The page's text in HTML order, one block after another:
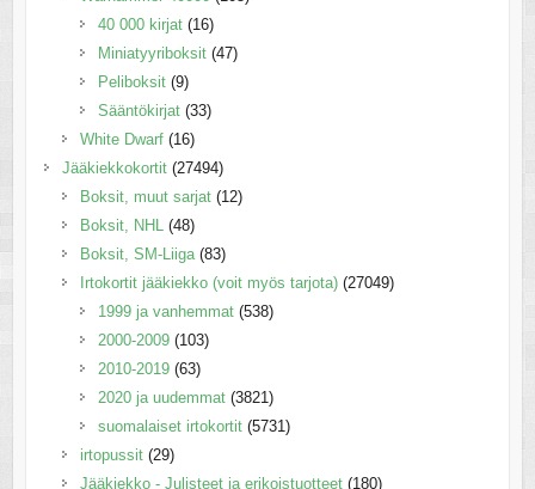
40 000 kirjat (16)
Miniatyyriboksit (47)
Peliboksit (9)
Sääntökirjat (33)
White Dwarf (16)
Jääkiekkokortit (27494)
Boksit, muut sarjat (12)
Boksit, NHL (48)
Boksit, SM-Liiga (83)
Irtokortit jääkiekko (voit myös tarjota) (27049)
1999 ja vanhemmat (538)
2000-2009 (103)
2010-2019 (63)
2020 ja uudemmat (3821)
suomalaiset irtokortit (5731)
irtopussit (29)
Jääkiekko - Julisteet ja erikoistuotteet (180)